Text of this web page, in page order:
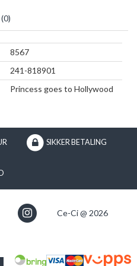
0)
8567
241-818901
Princess goes to Hollywood
SIKKER BETALING
Ce-Ci @ 2026